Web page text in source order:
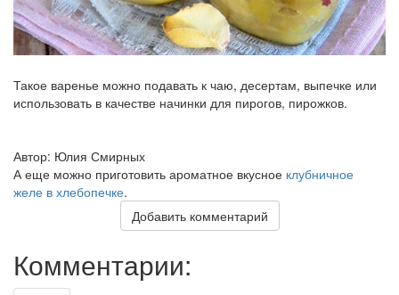
Такое варенье можно подавать к чаю, десертам, выпечке или
использовать в качестве начинки для пирогов, пирожков.
Автор: Юлия Смирных
А еще можно приготовить ароматное вкусное клубничное
желе в хлебопечке.
Добавить комментарий
Комментарии: